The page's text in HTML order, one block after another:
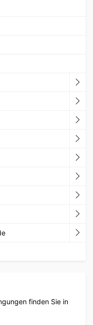
finden Sie in